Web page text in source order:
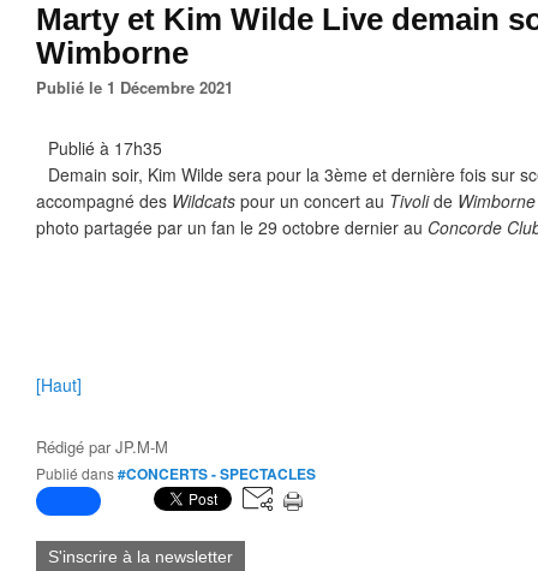
Marty et Kim Wilde Live demain
Wimborne
Publié le 1 Décembre 2021
Publié à 17h35
Demain soir, Kim Wilde sera pour la 3ème et dernière fois sur
accompagné des Wildcats pour un concert au Tivolide Wimborne
photo partagée par un fan le 29 octobre dernier au Concorde
[Haut]
Rédigé parJP.M-M
Publié dans#CONCERTS - SPECTACLES
S'inscrire à la newsletter